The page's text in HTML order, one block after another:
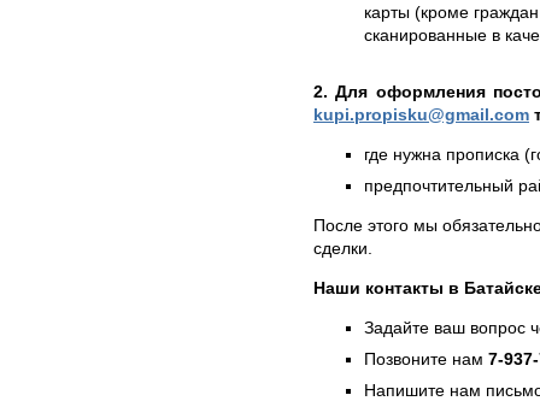
карты (кроме
сканированные в
2. Для оформления
kupi.propisku@gmail.com
где нужна прописка
предпочтительный
После этого мы
сделки.
Наши контакты в
Задайте ваш вопрос
Позвоните нам 7-
Напишите нам